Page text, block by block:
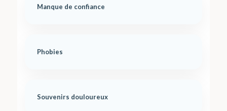
Manque de confiance
Phobies
Souvenirs douloureux